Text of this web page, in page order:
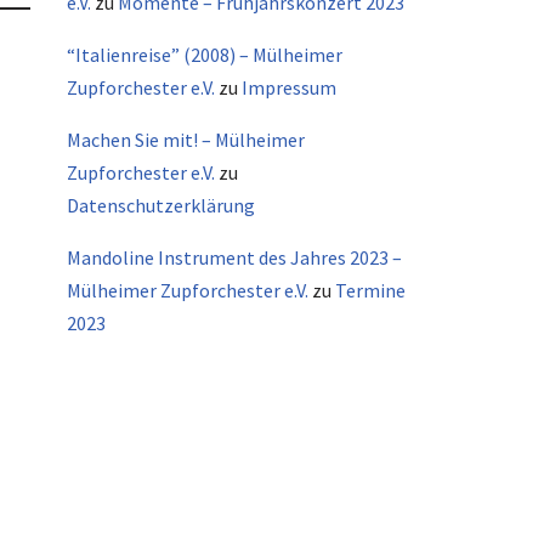
“Italienreise” (2008) – Mülheimer
Zupforchester e.V. zu Impressum
Machen Sie mit! – Mülheimer
Zupforchester e.V. zu
Datenschutzerklärung
Mandoline Instrument des Jahres 2023 –
Mülheimer Zupforchester e.V. zu Termine
2023